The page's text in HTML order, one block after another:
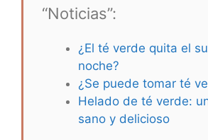
“Noticias”:
¿El té verde quita el
noche?
¿Se puede tomar té
Helado de té verde:
sano y delicioso